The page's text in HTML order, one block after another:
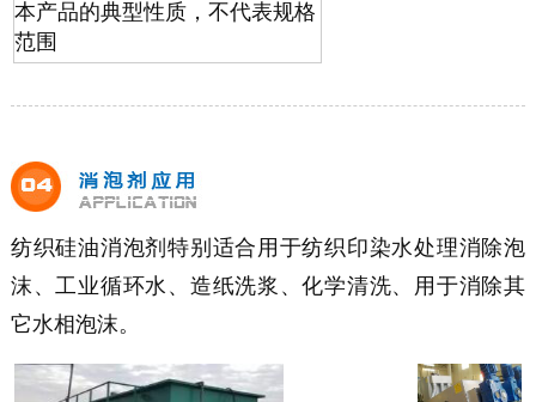
本产品的典型性质，不代表规格
范围
纺织硅油消泡剂特别适合用于纺织印染水处理消除泡
沫、工业循环水、造纸洗浆、化学清洗、用于消除其
它水相泡沫。